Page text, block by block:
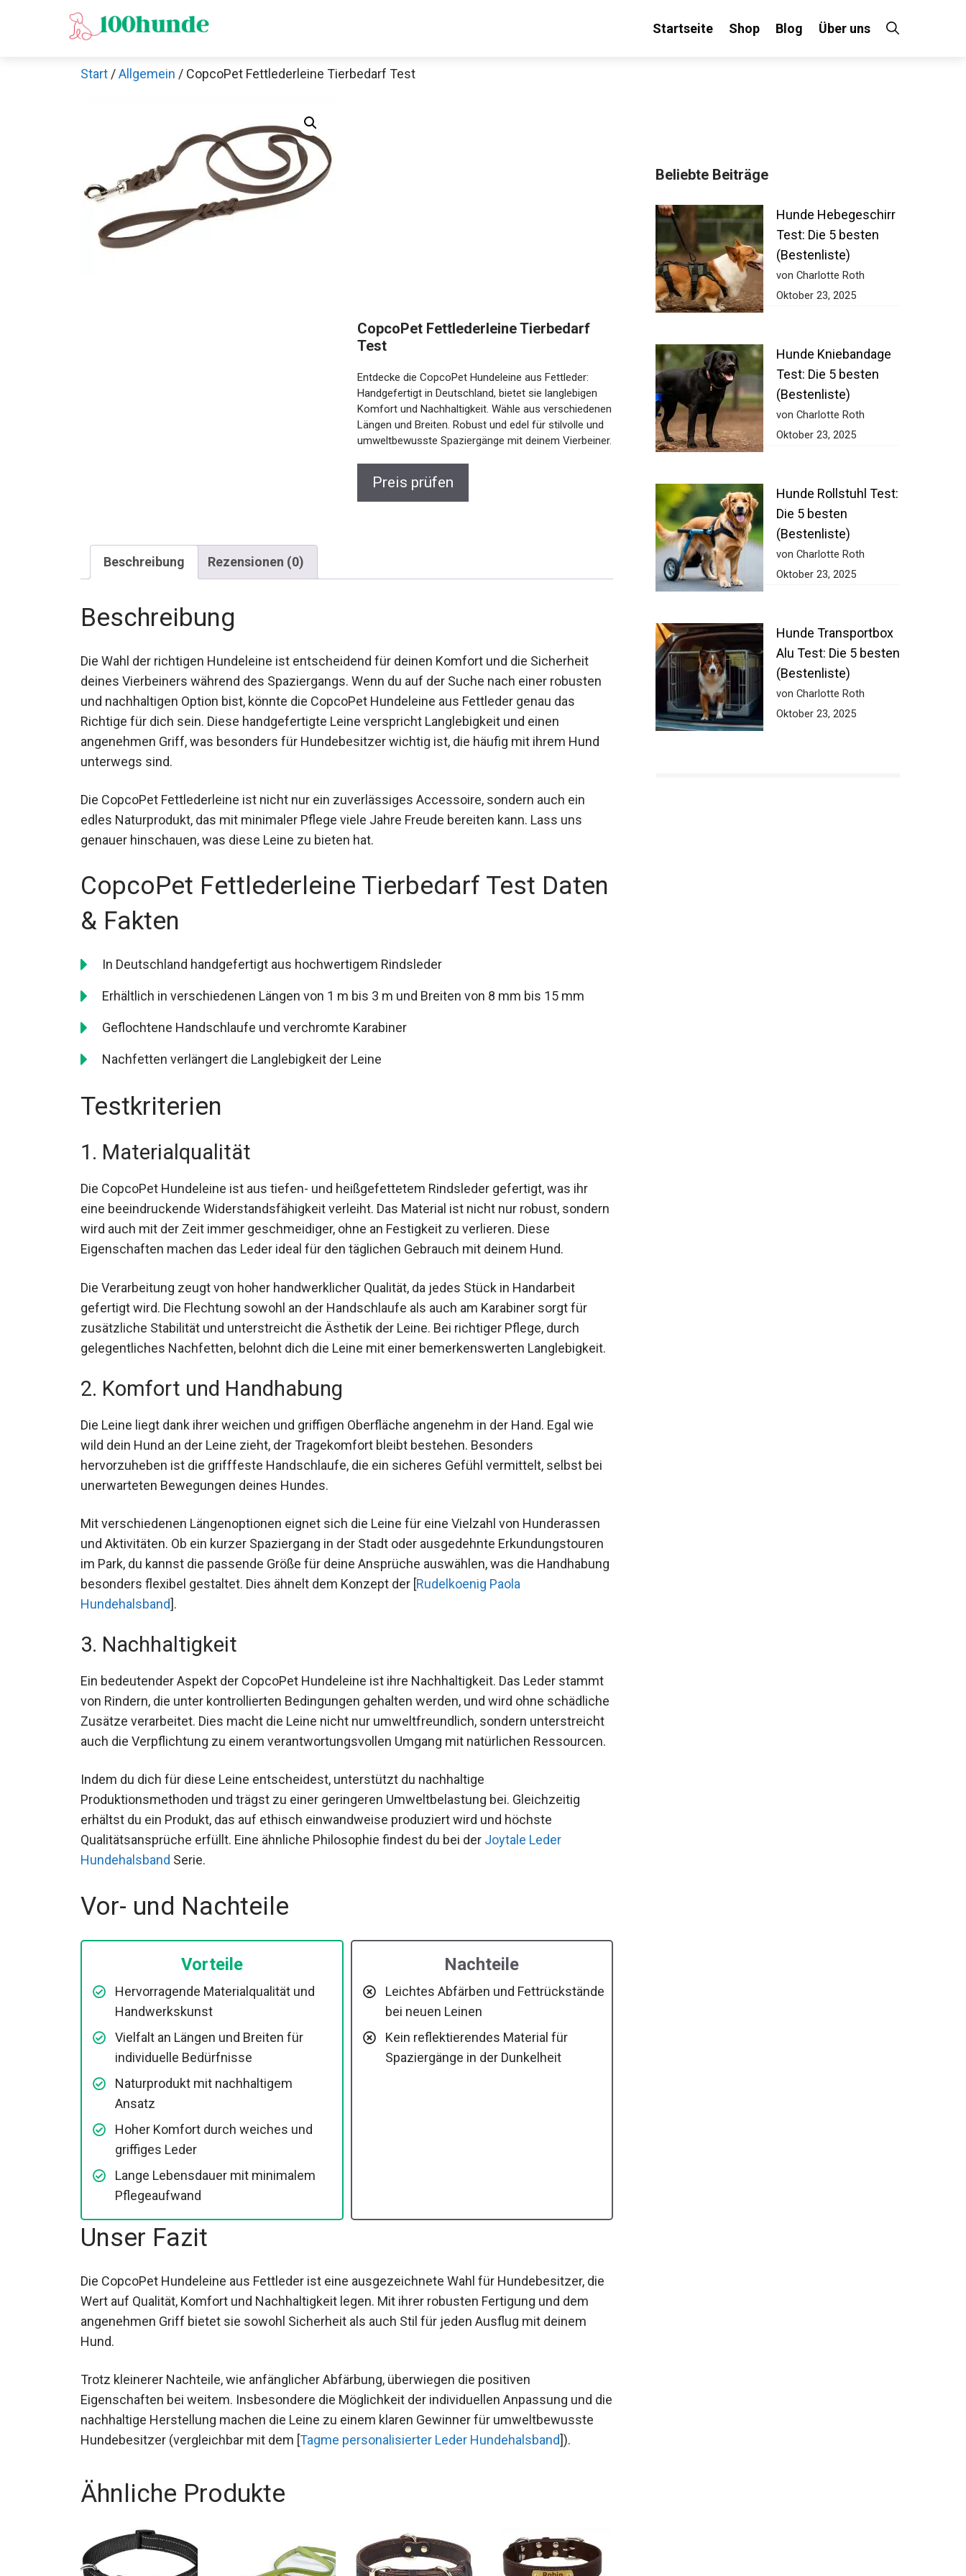
Startseite Shop Blog Über uns
Start /Allgemein / CopcoPet Fettlederleine Tierbedarf Test
CopcoPet Fettlederleine Tierbedarf
Test
Entdecke die CopcoPet Hundeleine aus Fettleder:
Handgefertigt in Deutschland, bietet sie langlebigen
Komfort und Nachhaltigkeit. Wähle aus verschiedenen
Längen und Breiten. Robust und edel für stilvolle und
umweltbewusste Spaziergänge mit deinem Vierbeiner.
Preis prüfen
Beschreibung Rezensionen (0)
Beschreibung
Die Wahl der richtigen Hundeleine ist entscheidend für deinen Komfort und die Sicherheit
deines Vierbeiners während des Spaziergangs. Wenn du auf der Suche nach einer robusten
und nachhaltigen Option bist, könnte die CopcoPet Hundeleine aus Fettleder genau das
Richtige für dich sein. Diese handgefertigte Leine verspricht Langlebigkeit und einen
angenehmen Griff, was besonders für Hundebesitzer wichtig ist, die häufig mit ihrem Hund
unterwegs sind.
Die CopcoPet Fettlederleine ist nicht nur ein zuverlässiges Accessoire, sondern auch ein
edles Naturprodukt, das mit minimaler Pflege viele Jahre Freude bereiten kann. Lass uns
genauer hinschauen, was diese Leine zu bieten hat.
CopcoPet Fettlederleine Tierbedarf Test Daten
& Fakten
In Deutschland handgefertigt aus hochwertigem Rindsleder
Erhältlich in verschiedenen Längen von 1 m bis 3 m und Breiten von 8 mm bis 15 mm
Geflochtene Handschlaufe und verchromte Karabiner
Nachfetten verlängert die Langlebigkeit der Leine
Testkriterien
1. Materialqualität
Die CopcoPet Hundeleine ist aus tiefen- und heißgefettetem Rindsleder gefertigt, was ihr
eine beeindruckende Widerstandsfähigkeit verleiht. Das Material ist nicht nur robust, sondern
wird auch mit der Zeit immer geschmeidiger, ohne an Festigkeit zu verlieren. Diese
Eigenschaften machen das Leder ideal für den täglichen Gebrauch mit deinem Hund.
Die Verarbeitung zeugt von hoher handwerklicher Qualität, da jedes Stück in Handarbeit
gefertigt wird. Die Flechtung sowohl an der Handschlaufe als auch am Karabiner sorgt für
zusätzliche Stabilität und unterstreicht die Ästhetik der Leine. Bei richtiger Pflege, durch
gelegentliches Nachfetten, belohnt dich die Leine mit einer bemerkenswerten Langlebigkeit.
2. Komfort und Handhabung
Die Leine liegt dank ihrer weichen und griffigen Oberfläche angenehm in der Hand. Egal wie
wild dein Hund an der Leine zieht, der Tragekomfort bleibt bestehen. Besonders
hervorzuheben ist die grifffeste Handschlaufe, die ein sicheres Gefühl vermittelt, selbst bei
unerwarteten Bewegungen deines Hundes.
Mit verschiedenen Längenoptionen eignet sich die Leine für eine Vielzahl von Hunderassen
und Aktivitäten. Ob ein kurzer Spaziergang in der Stadt oder ausgedehnte Erkundungstouren
im Park, du kannst die passende Größe für deine Ansprüche auswählen, was die Handhabung
besonders flexibel gestaltet. Dies ähnelt dem Konzept der [Rudelkoenig Paola
Hundehalsband].
3. Nachhaltigkeit
Ein bedeutender Aspekt der CopcoPet Hundeleine ist ihre Nachhaltigkeit. Das Leder stammt
von Rindern, die unter kontrollierten Bedingungen gehalten werden, und wird ohne schädliche
Zusätze verarbeitet. Dies macht die Leine nicht nur umweltfreundlich, sondern unterstreicht
auch die Verpflichtung zu einem verantwortungsvollen Umgang mit natürlichen Ressourcen.
Indem du dich für diese Leine entscheidest, unterstützt du nachhaltige
Produktionsmethoden und trägst zu einer geringeren Umweltbelastung bei. Gleichzeitig
erhältst du ein Produkt, das auf ethisch einwandweise produziert wird und höchste
Qualitätsansprüche erfüllt. Eine ähnliche Philosophie findest du bei der Joytale Leder
Hundehalsband Serie.
Vor- und Nachteile
Vorteile
Hervorragende Materialqualität und
Handwerkskunst
Vielfalt an Längen und Breiten für
individuelle Bedürfnisse
Naturprodukt mit nachhaltigem
Ansatz
Hoher Komfort durch weiches und
griffiges Leder
Lange Lebensdauer mit minimalem
Pflegeaufwand
Nachteile
Leichtes Abfärben und Fettrückstände
bei neuen Leinen
Kein reflektierendes Material für
Spaziergänge in der Dunkelheit
Unser Fazit
Die CopcoPet Hundeleine aus Fettleder ist eine ausgezeichnete Wahl für Hundebesitzer, die
Wert auf Qualität, Komfort und Nachhaltigkeit legen. Mit ihrer robusten Fertigung und dem
angenehmen Griff bietet sie sowohl Sicherheit als auch Stil für jeden Ausflug mit deinem
Hund.
Trotz kleinerer Nachteile, wie anfänglicher Abfärbung, überwiegen die positiven
Eigenschaften bei weitem. Insbesondere die Möglichkeit der individuellen Anpassung und die
nachhaltige Herstellung machen die Leine zu einem klaren Gewinner für umweltbewusste
Hundebesitzer (vergleichbar mit dem [Tagme personalisierter Leder Hundehalsband]).
Ähnliche Produkte
Beliebte Beiträge
Hunde Hebegeschirr
Test: Die 5 besten
(Bestenliste)
von Charlotte Roth
Oktober 23, 2025
Hunde Kniebandage
Test: Die 5 besten
(Bestenliste)
von Charlotte Roth
Oktober 23, 2025
Hunde Rollstuhl Test:
Die 5 besten
(Bestenliste)
von Charlotte Roth
Oktober 23, 2025
Hunde Transportbox
Alu Test: Die 5 besten
(Bestenliste)
von Charlotte Roth
Oktober 23, 2025